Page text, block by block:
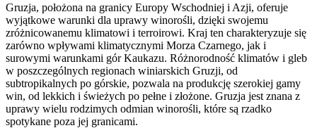
Gruzja, położona na granicy Europy Wschodniej i Azji, oferuje
wyjątkowe warunki dla uprawy winorośli, dzięki swojemu
zróżnicowanemu klimatowi i terroirowi. Kraj ten charakteryzuje się
zarówno wpływami klimatycznymi Morza Czarnego, jak i
surowymi warunkami gór Kaukazu. Różnorodność klimatów i gleb
w poszczególnych regionach winiarskich Gruzji, od
subtropikalnych po górskie, pozwala na produkcję szerokiej gamy
win, od lekkich i świeżych po pełne i złożone. Gruzja jest znana z
uprawy wielu rodzimych odmian winorośli, które są rzadko
spotykane poza jej granicami.